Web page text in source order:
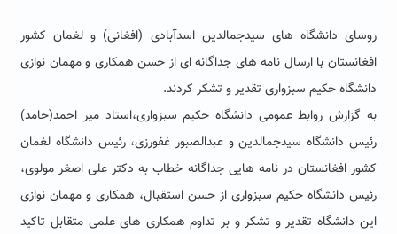
روسای دانشگاه های سیدجمالدین اسدآبادی (افغانی) و لغمان کشور
افغانستان با ارسال نامه های جداگانه ای از حسن همکاری و مهمان نوازی
دانشگاه حکیم سبزواری تقدیر و تشکر کردند.
به گزارش روابط عمومی دانشگاه حکیم سبزواری،استاد میر احمد(حامد)
رئیس دانشگاه سیدجمالدین و عبدالصبور غفورزی، رئیس دانشگاه لغمان
کشور افغانستان در نامه هایی جداگانه خطاب به دکتر علی اصغر مولوی،
رئیس دانشگاه حکیم سبزواری از حسن استقبال، همکاری و مهمان نوازی
این دانشگاه تقدیر و تشکر و بر تداوم همکاری های علمی متقابل تاکید